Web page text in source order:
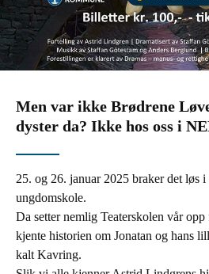
Men var ikke Brødrene
dyster da? Ikke hos oss i
25. og 26. januar 2025 braker det løs i
ungdomskole.
Da setter nemlig Teaterskolen vår
kjente historien om Jonatan og hans
kalt Kavring.